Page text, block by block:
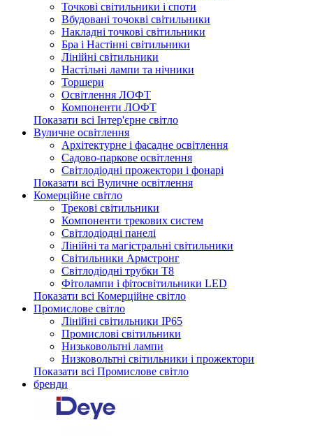
Точкові світильники і споти
Вбудовані точокві світильники
Накладні точкові світильники
Бра і Настінні світильники
Лінійні світильники
Настільні лампи та нічники
Торшери
Освітлення ЛОФТ
Компоненти ЛОФТ
Показати всі Інтер'єрне світло
Вуличне освітлення
Архітектурне і фасадне освітлення
Садово-паркове освітлення
Світлодіодні прожектори і фонарі
Показати всі Вуличне освітлення
Комерційне світло
Трекові світильники
Компоненти трекових систем
Світлодіодні панелі
Лінійні та магістральні світильники
Світильники Армстронг
Світлодіодні трубки Т8
Фітолампи і фітосвітильники LED
Показати всі Комерційне світло
Промислове світло
Лінійні світильники IP65
Промислові світильники
Низьковольтні лампи
Низковольтні світильники і прожектори
Показати всі Промислове світло
бренди